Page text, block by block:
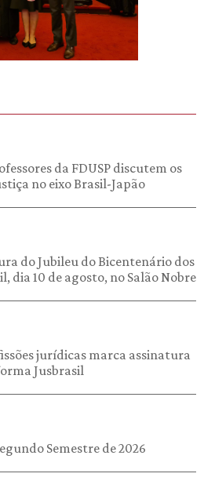
da FDUSP discutem os
no eixo Brasil-Japão
do Jubileu do Bicentenário dos
dia 10 de agosto, no Salão Nobre
jurídicas marca assinatura
Jusbrasil
Semestre de 2026